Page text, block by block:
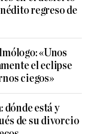
regreso de
«Unos
el eclipse
ciegos»
dónde está y
de su divorcio